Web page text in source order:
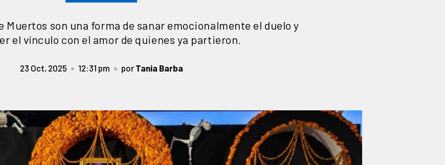
Muertos son una forma de sanar emocionalmente el duelo y
el vínculo con el amor de quienes ya partieron.
23 Oct, 2025 12:31 pm por Tania Barba